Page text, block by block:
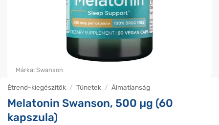
Étrend-kiegészítők / Tünetek / Álmatlanság
Melatonin Swanson, 500 µg (60
kapszula)
Márka: Swanson